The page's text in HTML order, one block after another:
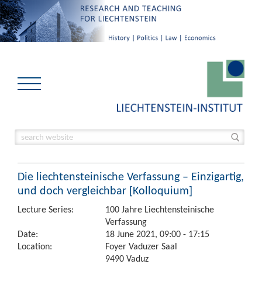
Die liechtensteinische Verfassung – Einzigartig,
und doch vergleichbar [Kolloquium]
Lecture Series:
100 Jahre Liechtensteinische
Verfassung
Date:
18 June 2021, 09:00 - 17:15
Location:
Foyer Vaduzer Saal
9490 Vaduz